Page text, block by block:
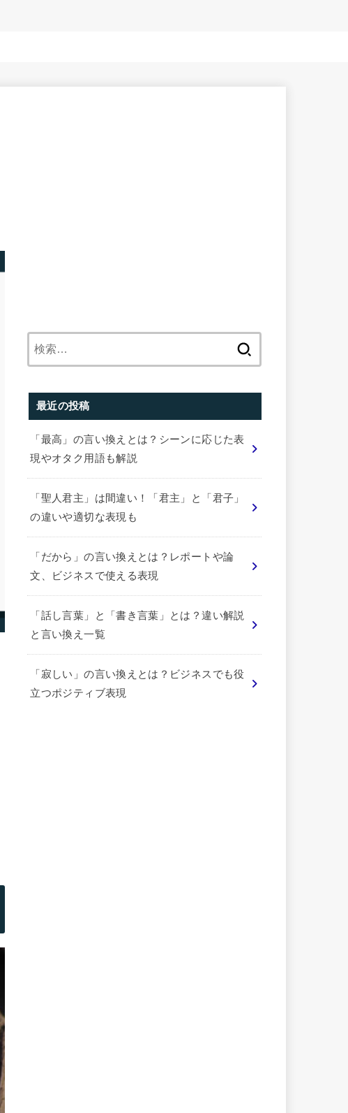
最近の投稿
「最高」の言い換えとは？シーンに応じた表
現やオタク用語も解説
「聖人君主」は間違い！「君主」と「君子」
の違いや適切な表現も
「だから」の言い換えとは？レポートや論
文、ビジネスで使える表現
「話し言葉」と「書き言葉」とは？違い解説
と言い換え一覧
「寂しい」の言い換えとは？ビジネスでも役
立つポジティブ表現